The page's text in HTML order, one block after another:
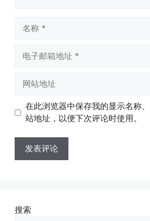
址
址
在此浏览器中保存我的显示名称
站地址，以便下次评论时使用。
搜索